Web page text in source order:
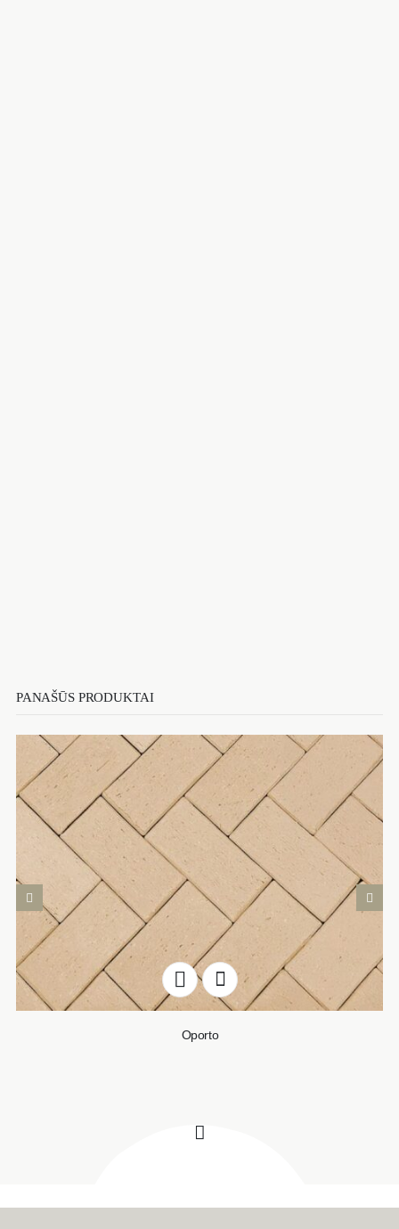
PANAŠŪS PRODUKTAI
Oporto